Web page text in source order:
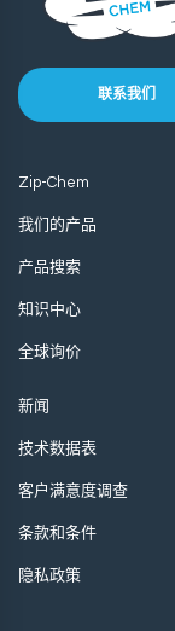
联系我们
Zip-Chem
我们的产品
产品搜索
知识中心
全球询价
新闻
技术数据表
客户满意度调查
条款和条件
隐私政策